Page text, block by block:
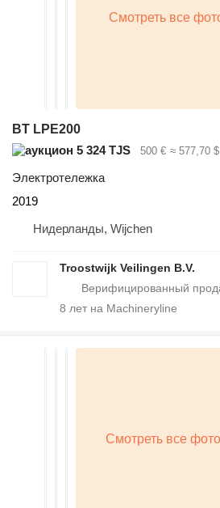
BT LPE200
5 324 TJS
500 € ≈ 577,70 $
Электротележка
2019
Нидерланды, Wijchen
Troostwijk Veilingen B.V.
8 лет на Machineryline